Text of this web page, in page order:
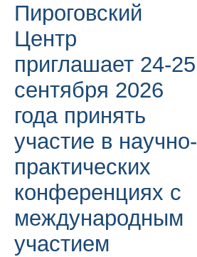
Пироговский
Центр
приглашает 24-25
сентября 2026
года принять
участие в научно-
практических
конференциях с
международным
участием